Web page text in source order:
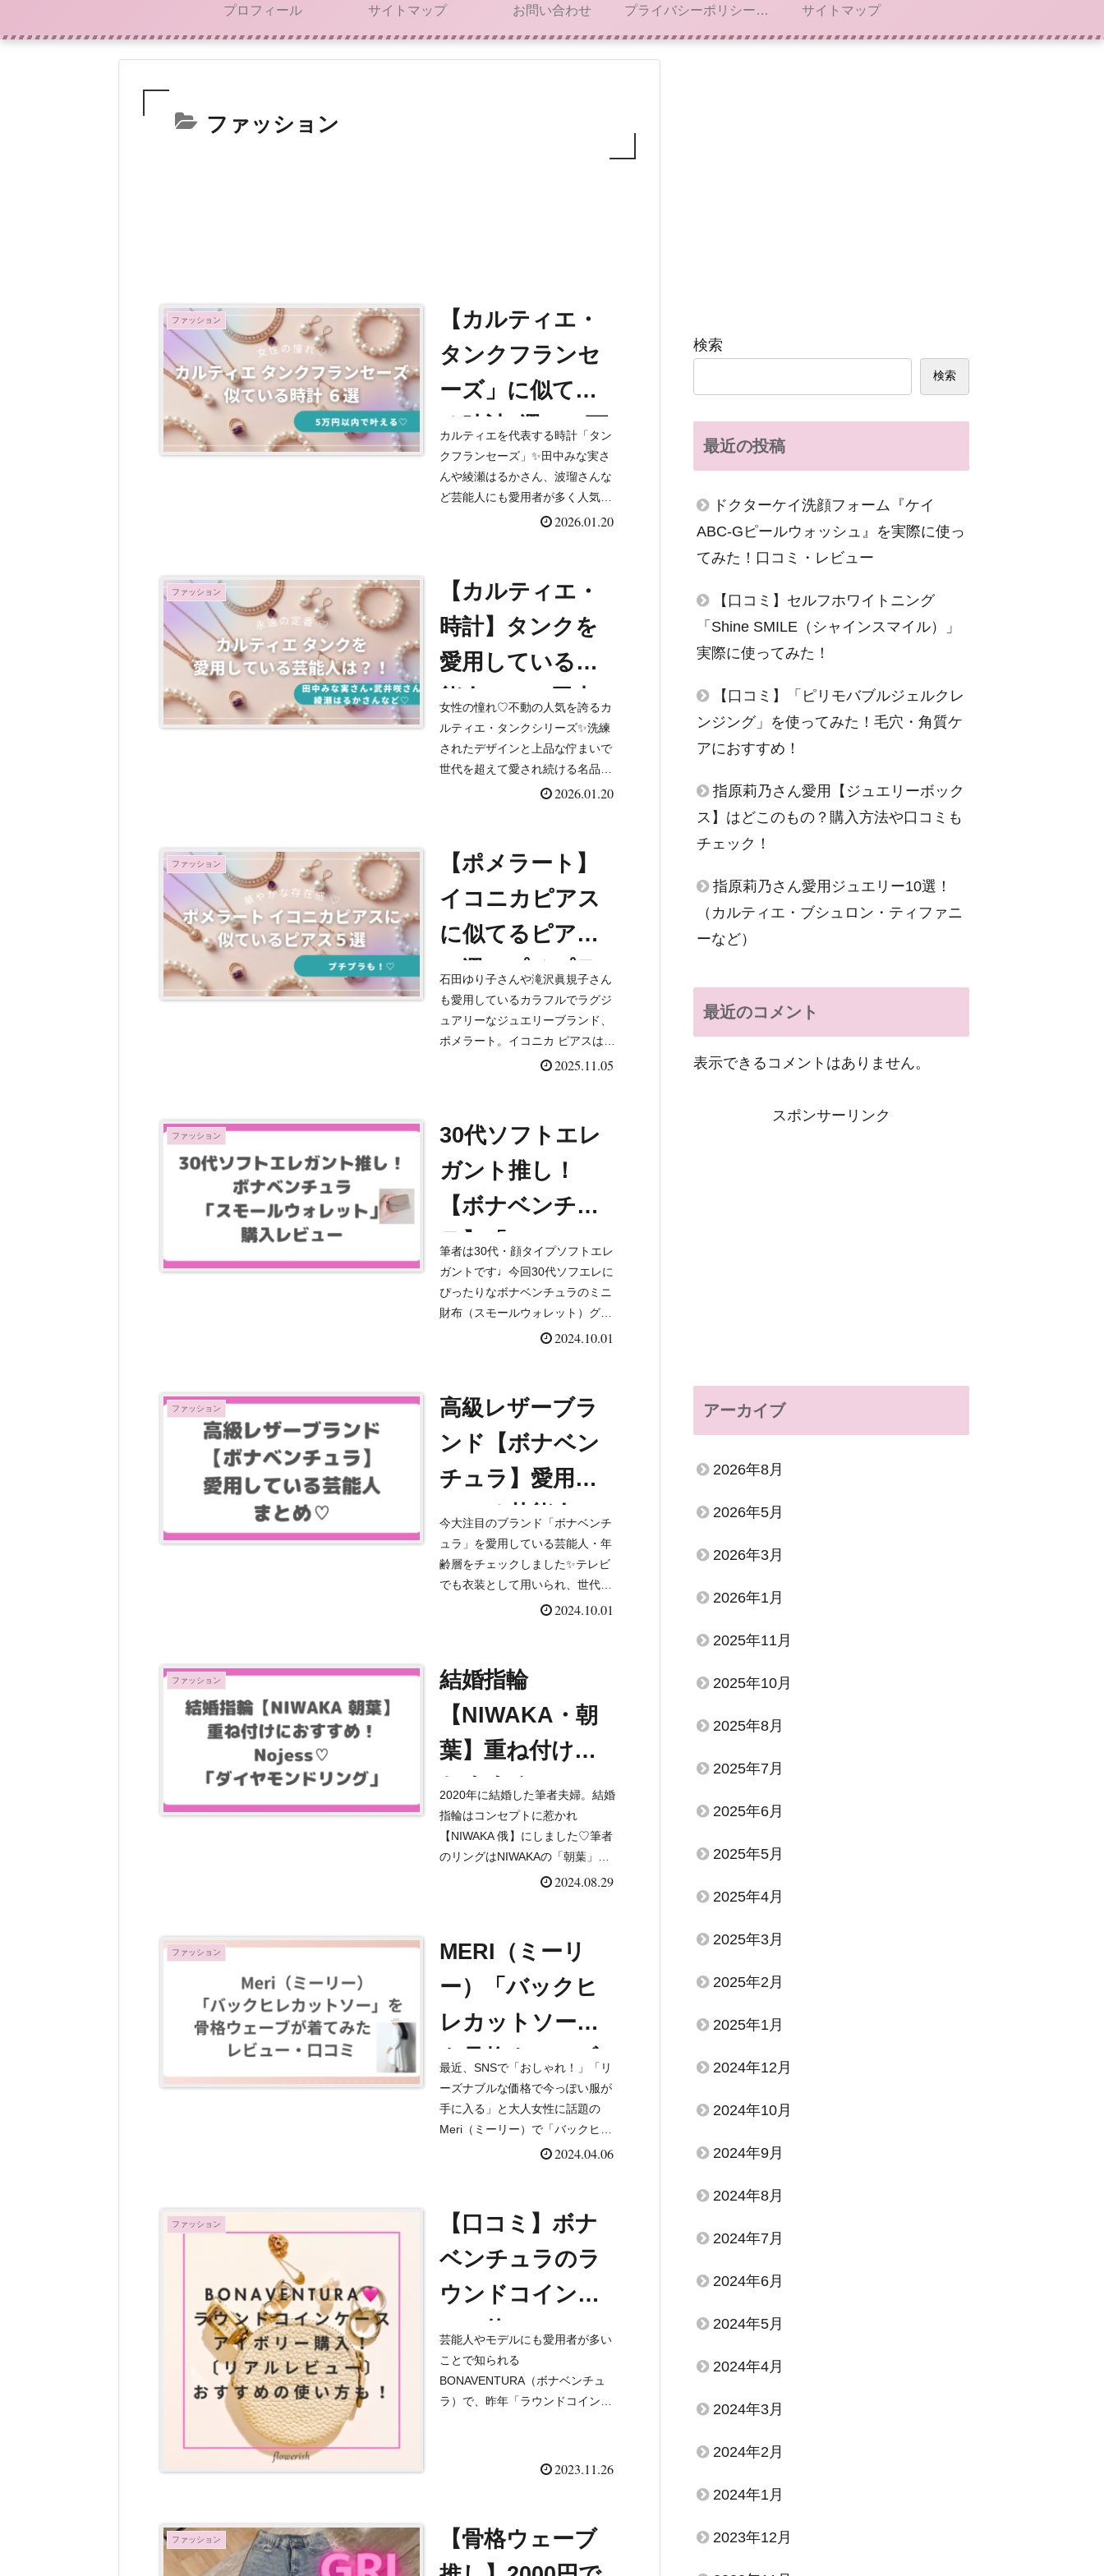
プロフィール サイトマップ お問い合わせ プライバシーポリシー・免責事項 サイトマップ
ファッション
ファッション
【カルティエ・
タンクフランセ
ーズ」に似てい
る時計6選！５万
円以内で叶える
♡
カルティエを代表する時計「タン
クフランセーズ」✨田中みな実さ
んや綾瀬はるかさん、波瑠さんな
ど芸能人にも愛用者が多く人気の
モデルですよね！カルティエ・タ
ご覧ください✨◎【カルティ
エ・...
2026.01.20
ファッション
【カルティエ・
時計】タンクを
愛用している芸
能人は？（田中み
な実さん・武井
咲さん・綾瀬は
るかさんなど）
女性の憧れ♡不動の人気を誇るカ
ルティエ・タンクシリーズ✨洗練
されたデザインと上品な佇まいで
世代を超えて愛され続ける名品で
す♡カジュアルにもエレガントに
ルティエ・タンクを愛用してい
る...
2026.01.20
ファッション
【ポメラート】
イコニカピアス
に似てるピアス
５選！プチプラ
も！
石田ゆり子さんや滝沢眞規子さん
も愛用しているカラフルでラグジ
ュアリーなジュエリーブランド、
ポメラート。イコニカ ピアスは、
ぷっくりとした存在感、高級感が
メラート『イコニカ』に似てい...
2025.11.05
ファッション
30代ソフトエレ
ガント推し！
【ボナベンチュ
ラ】「スモール
ウォレット」レ
ビュー
筆者は30代・顔タイプソフトエレ
ガントです♩今回30代ソフエレに
ぴったりなボナベンチュラのミニ
財布（スモールウォレット）グレ
ージュ×イエローをお迎えしたの
垢抜けた印象を与えてくれる...
2024.10.01
ファッション
高級レザーブラ
ンド【ボナベン
チュラ】愛用し
ている芸能人
は？気になる年
齢層も！
今大注目のブランド「ボナベンチ
ュラ」を愛用している芸能人・年
齢層をチェックしました✨テレビ
でも衣装として用いられ、世代を
問わず愛用者が多いのは、上質で
高級レザーなのにコスパ良く使
え...
2024.10.01
ファッション
結婚指輪
【NIWAKA・朝
葉】重ね付けに
おすすめ！
Nojess「ダイヤ
モンドリング」
2020年に結婚した筆者夫婦。結婚
指輪はコンセプトに惹かれ
【NIWAKA 俄】にしました♡筆者
のリングはNIWAKAの「朝葉」で
す。ダイヤが繊細に輝き、細めだ
がほしくなって、重ね付...
2024.08.29
ファッション
MERI（ミーリ
ー）「バックヒ
レカットソー」
を骨格ウェーブ
が実際に着てみ
た！【口コミ・
レビュー】
最近、SNSで「おしゃれ！」「リ
ーズナブルな価格で今っぽい服が
手に入る」と大人女性に話題の
Meri（ミーリー）で「バックヒレ
カットソー」ホワイトを購入して
は高評価だけど実際ど...
2024.04.06
ファッション
【口コミ】ボナ
ベンチュラのラ
ウンドコインケ
ース使ってみ
た！おすすめの
使い方＊
芸能人やモデルにも愛用者が多い
ことで知られる
BONAVENTURA（ボナベンチュ
ラ）で、昨年「ラウンドコインケ
ちょうど一年経ったので、本音レ
2023.11.26
ファッション
【骨格ウェーブ
検索
検索
最近の投稿
ドクターケイ洗顔フォーム『ケイ
ABC-Gピールウォッシュ』を実際に使っ
てみた！口コミ・レビュー
【口コミ】セルフホワイトニング
「Shine SMILE（シャインスマイル）」
実際に使ってみた！
【口コミ】「ピリモバブルジェルクレ
ンジング」を使ってみた！毛穴・角質ケ
アにおすすめ！
指原莉乃さん愛用【ジュエリーボック
ス】はどこのもの？購入方法や口コミも
チェック！
指原莉乃さん愛用ジュエリー10選！
（カルティエ・ブシュロン・ティファニ
ーなど）
最近のコメント
表示できるコメントはありません。
スポンサーリンク
アーカイブ
2026年8月
2026年5月
2026年3月
2026年1月
2025年11月
2025年10月
2025年8月
2025年7月
2025年6月
2025年5月
2025年4月
2025年3月
2025年2月
2025年1月
2024年12月
2024年10月
2024年9月
2024年8月
2024年7月
2024年6月
2024年5月
2024年4月
2024年3月
2024年2月
2024年1月
2023年12月